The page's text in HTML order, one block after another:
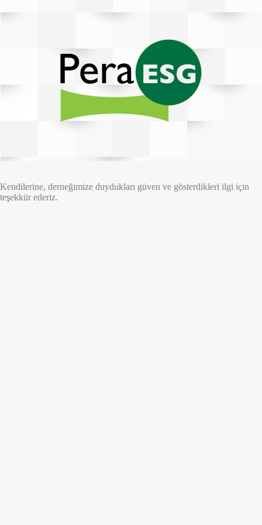
Kendilerine, derneğimize duydukları güven ve gösterdikleri ilgi için
teşekkür ederiz.